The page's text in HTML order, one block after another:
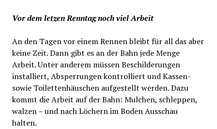
Vor dem letzen Renntag noch viel Arbeit
An den Tagen vor einem Rennen bleibt für all das aber
keine Zeit. Dann gibt es an der Bahn jede Menge
Arbeit. Unter anderem müssen Beschilderungen
installiert, Absperrungen kontrolliert und Kassen-
sowie Toilettenhäuschen aufgestellt werden. Dazu
kommt die Arbeit auf der Bahn: Mulchen, schleppen,
walzen – und nach Löchern im Boden Ausschau
halten.